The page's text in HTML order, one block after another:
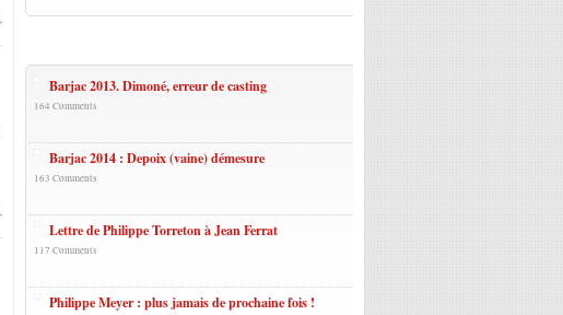
Barjac 2013. Dimoné, erreur de casting
164 Comments
Barjac 2014 : Depoix (vaine) démesure
163 Comments
Lettre de Philippe Torreton à Jean Ferrat
117 Comments
Philippe Meyer : plus jamais de prochaine fois !